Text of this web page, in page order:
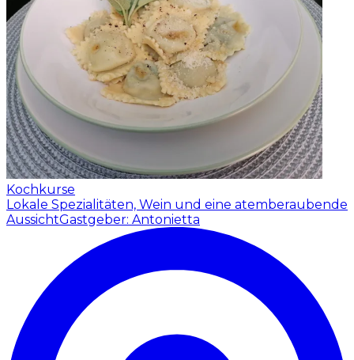
Kochkurse
Lokale Spezialitäten, Wein und eine atemberaubende
AussichtGastgeber: Antonietta